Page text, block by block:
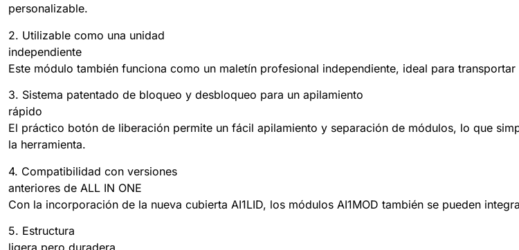
personalizable.
2. Utilizable como una unidad
independiente
Este módulo también funciona como un maletín profesional independiente, ideal para
3. Sistema patentado de bloqueo y desbloqueo para un apilamiento
rápido
El práctico botón de liberación permite un fácil apilamiento y separación de módulos, lo que
la herramienta.
4. Compatibilidad con versiones
anteriores de ALL IN ONE
Con la incorporación de la nueva cubierta AI1LID, los módulos AI1MOD también se pueden
5. Estructura
ligera pero duradera